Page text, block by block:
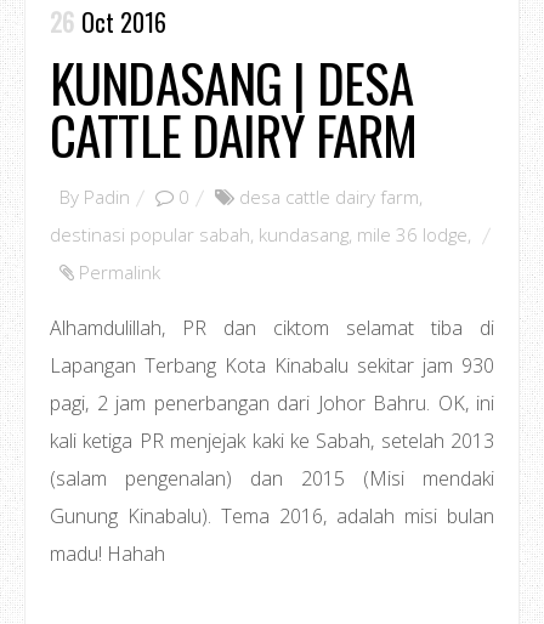
26 Oct 2016
KUNDASANG | DESA
CATTLE DAIRY FARM
By Padin 0 desa cattle dairy farm,
destinasi popular sabah, kundasang, mile 36 lodge,
Permalink
Alhamdulillah, PR dan ciktom selamat tiba di
Lapangan Terbang Kota Kinabalu sekitar jam 930
pagi, 2 jam penerbangan dari Johor Bahru. OK, ini
kali ketiga PR menjejak kaki ke Sabah, setelah 2013
(salam pengenalan) dan 2015 (Misi mendaki
Gunung Kinabalu). Tema 2016, adalah misi bulan
madu! Hahah